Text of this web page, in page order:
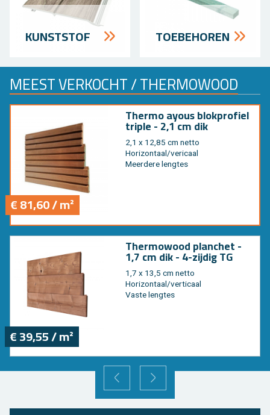
KUNST­STOF TOE­BEHOREN
MEEST VER­KOCHT / THER­MO­WOOD
€ 81,60 / m²
Ther­mo ayous blok­pro­fiel
tri­ple - 2,1 cm dik
2,1 x 12,85 cm netto
Ho­ri­zon­taal/veri­caal
Meer­de­re leng­tes
€ 39,55 / m²
Ther­mo­wood plan­chet -
1,7 cm dik - 4-zij­dig TG
1,7 x 13,5 cm netto
Ho­ri­zon­taal/ver­ti­caal
Vaste leng­tes
VORIGE VOLGENDE